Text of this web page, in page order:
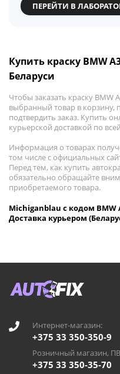
ПЕРЕЙТИ В
Купить краску BMW
Беларуси
Чтобы заказать краску
выбранный товар в корзину,
подтвердить заказ. Купить
курьерской доставкой по
Информация о товарах
том числе с официальных
Перед тем, как купить
обязательно обращайте
приобретаемого товара.
Michiganblau с кодом BMW
Доставка курьером
Интернет-магазин:
+375 33 350-350-9
Розничный магазин,
+375 33 350-35-70